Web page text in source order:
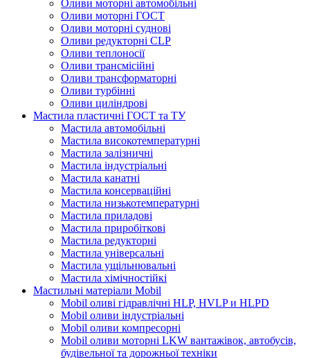
Оливи моторні автомобільні
Оливи моторні ГОСТ
Оливи моторні суднові
Оливи редукторні CLP
Оливи теплоносії
Оливи трансмісійні
Оливи трансформаторні
Оливи турбінні
Оливи циліндрові
Мастила пластичні ГОСТ та ТУ
Мастила автомобільні
Мастила високотемпературні
Мастила залізничні
Мастила індустріальні
Мастила канатні
Мастила консерваційні
Мастила низькотемпературні
Мастила приладові
Мастила приробіткові
Мастила редукторні
Мастила універсальні
Мастила ущільнювальні
Мастила хімічностійкі
Мастильні матеріали Mobil
Mobil оливі гідравлічні HLP, HVLP и HLPD
Mobil оливи індустріальні
Mobil оливи компресорні
Mobil оливи моторні LKW вантажівок, автобусів,
будівельної та дорожньої техніки